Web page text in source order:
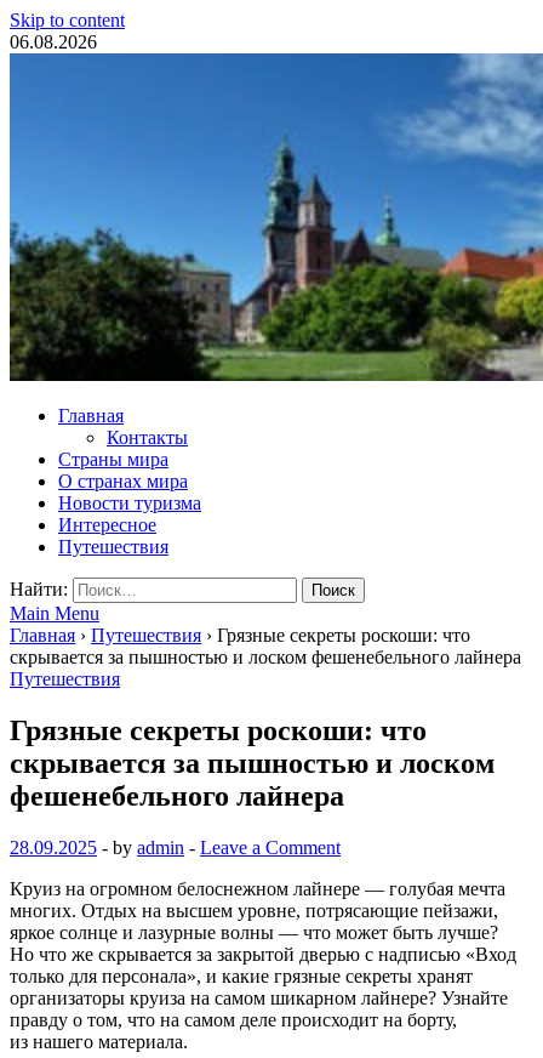
Skip to content
06.08.2026
Туристические новости
Главная
Контакты
Страны мира
О странах мира
Новости туризма
Интересное
Путешествия
Найти:
Main Menu
Главная › Путешествия › Грязные секреты роскоши: что
скрывается за пышностью и лоском фешенебельного лайнера
Путешествия
Грязные секреты роскоши: что
скрывается за пышностью и лоском
фешенебельного лайнера
28.09.2025 - by admin - Leave a Comment
Круиз на огромном белоснежном лайнере — голубая мечта
многих. Отдых на высшем уровне, потрясающие пейзажи,
яркое солнце и лазурные волны — что может быть лучше?
Но что же скрывается за закрытой дверью с надписью «Вход
только для персонала», и какие грязные секреты хранят
организаторы круиза на самом шикарном лайнере? Узнайте
правду о том, что на самом деле происходит на борту,
из нашего материала.